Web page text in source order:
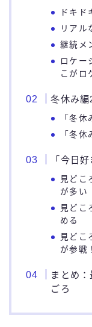
ドキド
リアル
継続メ
ロケー
こがロ
冬休み編
「冬
「冬
「今日
見どこ
が多い
見どこ
める
見どこ
が参戦
まとめ
ごろ